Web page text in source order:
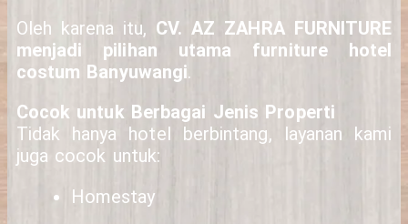
Oleh karena itu, CV. AZ ZAHRA FURNITURE
menjadi pilihan utama furniture hotel
costum Banyuwangi.
Cocok untuk Berbagai Jenis Properti
Tidak hanya hotel berbintang, layanan kami
juga cocok untuk:
Homestay